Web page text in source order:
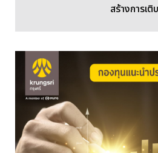
สร้างการเ